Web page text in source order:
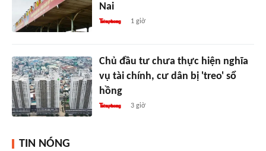
Nai
1 giờ
Chủ đầu tư chưa thực hiện nghĩa
vụ tài chính, cư dân bị 'treo' sổ
hồng
3 giờ
TIN NÓNG